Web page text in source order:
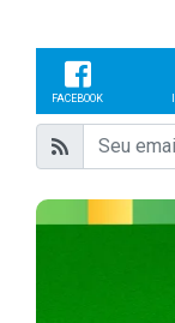
FACEBOOK